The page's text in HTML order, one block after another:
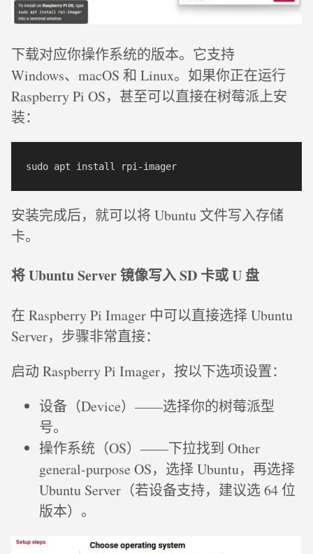
下载对应你操作系统的版本。它支持
Windows、macOS 和 Linux。如果你正在运行
Raspberry Pi OS，甚至可以直接在树莓派上安
装：
安装完成后，就可以将 Ubuntu 文件写入存储
卡。
将 Ubuntu Server 镜像写入 SD 卡或 U 盘
在 Raspberry Pi Imager 中可以直接选择 Ubuntu
Server，步骤非常直接：
启动 Raspberry Pi Imager，按以下选项设置：
设备（Device）——选择你的树莓派型
号。
操作系统（OS）——下拉找到 Other
general-purpose OS，选择 Ubuntu，再选择
Ubuntu Server（若设备支持，建议选 64 位
版本）。